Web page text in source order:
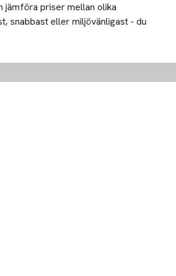
jämföra priser mellan olika
snabbast eller miljövänligast - du